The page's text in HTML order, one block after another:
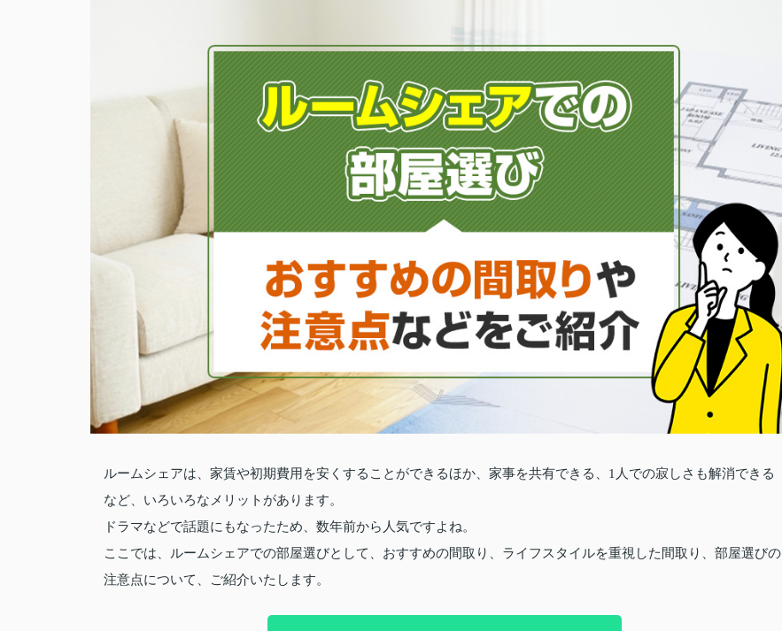
ルームシェアは、家賃や初期費用を安くすることができるほか、家事を共有できる、1人での寂しさも解消できる
など、いろいろなメリットがあります。
ドラマなどで話題にもなったため、数年前から人気ですよね。
ここでは、ルームシェアでの部屋選びとして、おすすめの間取り、ライフスタイルを重視した間取り、部屋選びの
注意点について、ご紹介いたします。